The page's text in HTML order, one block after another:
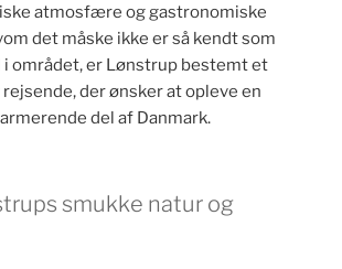
atmosfære og gastronomiske
det måske ikke er så kendt som
området, er Lønstrup bestemt et
der ønsker at opleve en
del af Danmark.
smukke natur og